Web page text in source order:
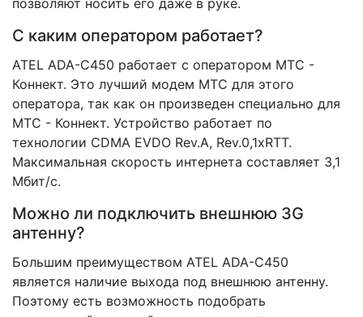
позволяют носить его даже в руке.
С каким оператором работает?
ATEL ADA-С450 работает с оператором МТС -
Коннект. Это лучший модем МТС для этого
оператора, так как он произведен специально для
МТС - Коннект. Устройство работает по
технологии CDMA EVDO Rev.A, Rev.0,1xRTT.
Максимальная скорость интернета составляет 3,1
Мбит/с.
Можно ли подключить внешнюю 3G
антенну?
Большим преимуществом ATEL ADA-С450
является наличие выхода под внешнюю антенну.
Поэтому есть возможность подобрать